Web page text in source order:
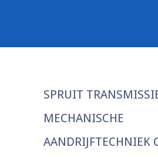
SPRUIT
MECHANISCHE
AANDRIJFTECHNIEK